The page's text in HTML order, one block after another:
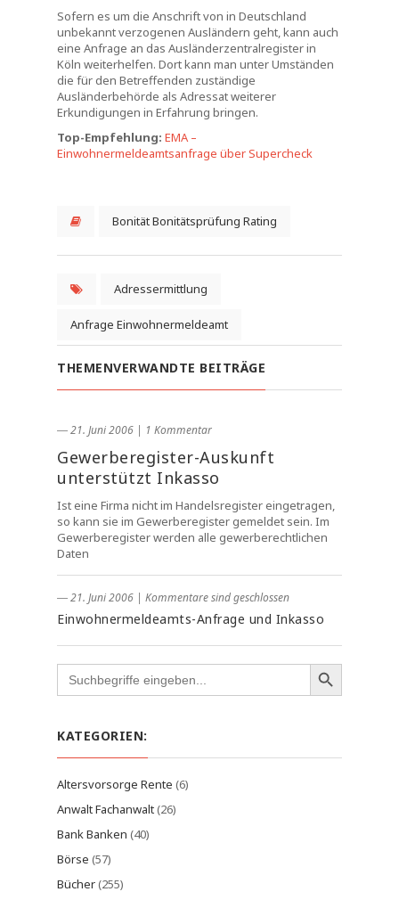
Sofern es um die Anschrift von in Deutschland
unbekannt verzogenen Ausländern geht, kann auch
eine Anfrage an das Ausländerzentralregister in
Köln weiterhelfen. Dort kann man unter Umständen
die für den Betreffenden zuständige
Ausländerbehörde als Adressat weiterer
Erkundigungen in Erfahrung bringen.
Top-Empfehlung: EMA –
Einwohnermeldeamtsanfrage über Supercheck
Bonität Bonitätsprüfung Rating
Adressermittlung
Anfrage Einwohnermeldeamt
THEMENVERWANDTE BEITRÄGE
― 21. Juni 2006 | 1 Kommentar
Gewerberegister-Auskunft
unterstützt Inkasso
Ist eine Firma nicht im Handelsregister eingetragen,
so kann sie im Gewerberegister gemeldet sein. Im
Gewerberegister werden alle gewerberechtlichen
Daten
― 21. Juni 2006 | Kommentare sind geschlossen
Einwohnermeldeamts-Anfrage und Inkasso
Search
for:
KATEGORIEN:
Altersvorsorge Rente (6)
Anwalt Fachanwalt(26)
Bank Banken (40)
Börse (57)
Bücher(255)